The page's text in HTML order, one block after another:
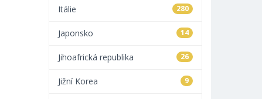
280
Itálie
14
Japonsko
26
Jihoafrická republika
9
Jižní Korea